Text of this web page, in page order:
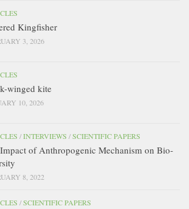
Kingfisher
3, 2026
winged kite
10, 2026
/INTERVIEWS /SCIENTIFIC PAPERS
of Anthropogenic Mechanism on Bio-
8, 2022
/SCIENTIFIC PAPERS